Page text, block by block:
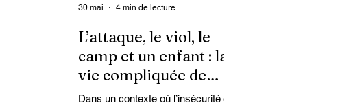
L’attaque, le viol, le
camp et un enfant : la
vie compliquée de
Kimberly
Dans un contexte où l’insécurité est
30 mai 4 min de lecture